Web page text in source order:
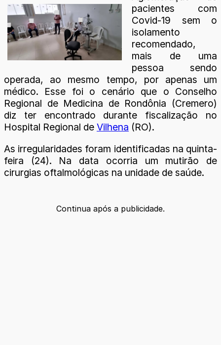
pacientes com
Covid-19 sem o
isolamento
recomendado,
mais de uma
pessoa sendo
operada, ao mesmo tempo, por apenas um
médico. Esse foi o cenário que o Conselho
Regional de Medicina de Rondônia (Cremero)
diz ter encontrado durante fiscalização no
Hospital Regional de Vilhena (RO).
As irregularidades foram identificadas na quinta-
feira (24). Na data ocorria um mutirão de
cirurgias oftalmológicas na unidade de saúde.
Continua após a publicidade.